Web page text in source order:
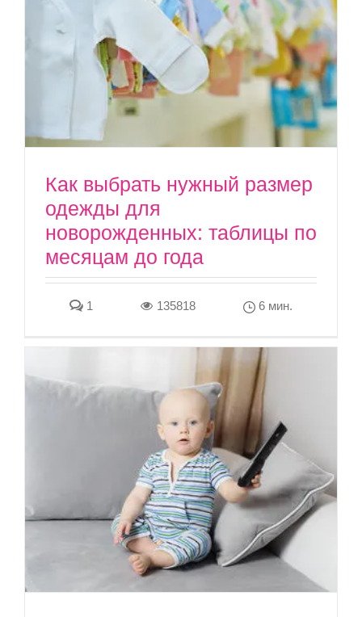
Как выбрать нужный размер
одежды для
новорожденных: таблицы по
месяцам до года
1 135818 6 мин.